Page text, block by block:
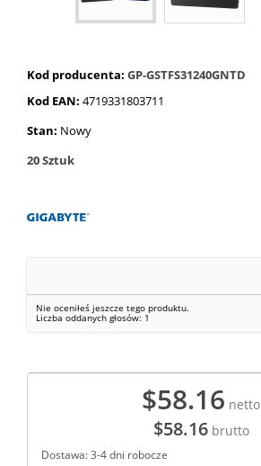
Kod producenta: GP-GSTFS31240GNTD
Kod EAN: 4719331803711
Stan: Nowy
20Sztuk
Nie oceniłeś jeszcze tego produktu.
Liczba oddanych głosów: 1
$58.16 netto
$58.16brutto
Dostawa: 3-4 dni robocze